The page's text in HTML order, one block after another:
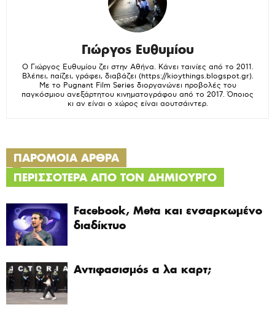
Γιώργος Ευθυμίου
Ο Γιώργος Ευθυμίου ζει στην Αθήνα. Κάνει ταινίες από το 2011.
Βλέπει, παίζει, γράφει, διαβάζει (https://kioythings.blogspot.gr).
Με το Pugnant Film Series διοργανώνει προβολές του
παγκόσμιου ανεξάρτητου κινηματογράφου από το 2017. Όποιος
κι αν είναι ο χώρος είναι αουτσάιντερ.
ΠΑΡΟΜΟΙΑ ΑΡΘΡΑ
ΠΕΡΙΣΣΟΤΕΡΑ ΑΠΟ ΤΟΝ ΔΗΜΙΟΥΡΓΟ
Facebook, Meta και ενσαρκωμένο
διαδίκτυο
Αντιφασισμός α λα καρτ;